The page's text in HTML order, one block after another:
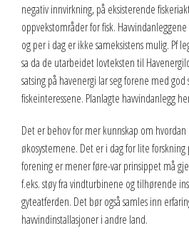
negativ innvirkning, på eksisterende
oppvekstområder for fisk.
og per i dag er ikke sameksistens mulig. Pf
sa da de utarbeidet lovteksten til
satsing på havenergi lar seg forene med god
fiskeinteressene. Planlagte havvindanlegg
Det er behov for mer kunnskap om
økosystemene. Det er i dag for lite
forening er mener føre-var prinsippet må
f.eks. støy fra vindturbinene og tilhørende
gyteatferden. Det bør også samles inn
havvindinstallasjoner i andre land.